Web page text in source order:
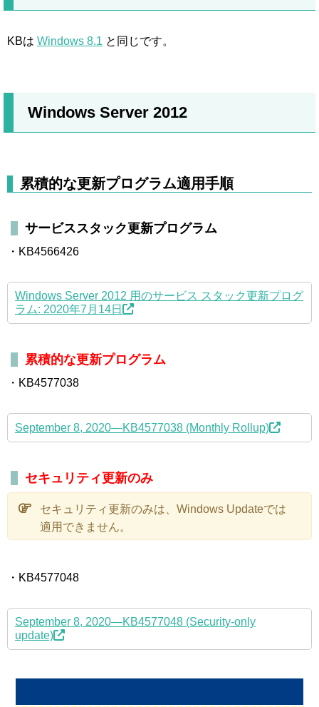
KBは Windows 8.1 と同じです。
Windows Server 2012
累積的な更新プログラム適用手順
サービススタック更新プログラム
・KB4566426
Windows Server 2012 用のサービス スタック更新プログ
ラム: 2020年7月14日
累積的な更新プログラム
・KB4577038
September 8, 2020—KB4577038 (Monthly Rollup)
セキュリティ更新のみ
セキュリティ更新のみは、Windows Updateでは
適用できません。
・KB4577048
September 8, 2020—KB4577048 (Security-only
update)